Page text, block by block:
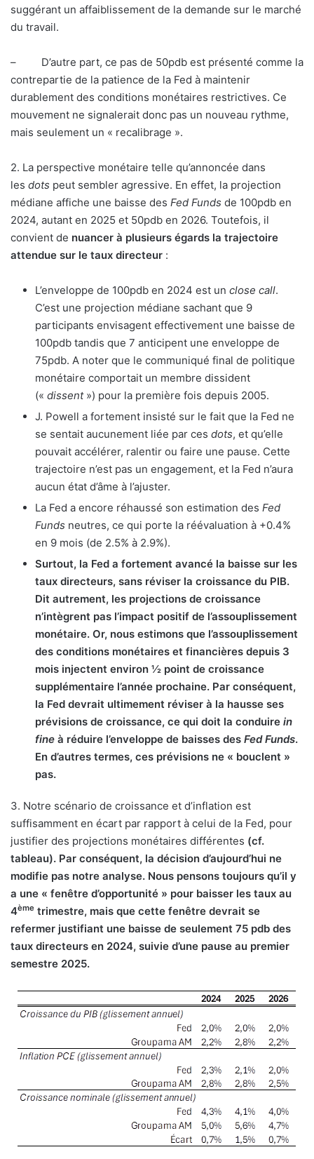
suggérant un affaiblissement de la demande sur le marché
du travail.
– D’autre part, ce pas de 50pdb est présenté comme la
contrepartie de la patience de la Fed à maintenir
durablement des conditions monétaires restrictives. Ce
mouvement ne signalerait donc pas un nouveau rythme,
mais seulement un « recalibrage ».
2. La perspective monétaire telle qu’annoncée dans
les dots peut sembler agressive. En effet, la projection
médiane affiche une baisse des Fed Funds de 100pdb en
2024, autant en 2025 et 50pdb en 2026. Toutefois, il
convient de nuancer à plusieurs égards la trajectoire
attendue sur le taux directeur :
L’enveloppe de 100pdb en 2024 est un close call.
C’est une projection médiane sachant que 9
participants envisagent effectivement une baisse de
100pdb tandis que 7 anticipent une enveloppe de
75pdb. A noter que le communiqué final de politique
monétaire comportait un membre dissident
(« dissent ») pour la première fois depuis 2005.
J. Powell a fortement insisté sur le fait que la Fed ne
se sentait aucunement liée par ces dots, et qu’elle
pouvait accélérer, ralentir ou faire une pause. Cette
trajectoire n’est pas un engagement, et la Fed n’aura
aucun état d’âme à l’ajuster.
La Fed a encore réhaussé son estimation des Fed
Funds neutres, ce qui porte la réévaluation à +0.4%
en 9 mois (de 2.5% à 2.9%).
Surtout, la Fed a fortement avancé la baisse sur les
taux directeurs, sans réviser la croissance du PIB.
Dit autrement, les projections de croissance
n’intègrent pas l’impact positif de l’assouplissement
monétaire. Or, nous estimons que l’assouplissement
des conditions monétaires et financières depuis 3
mois injectent environ ½ point de croissance
supplémentaire l’année prochaine. Par conséquent,
la Fed devrait ultimement réviser à la hausse ses
prévisions de croissance, ce qui doit la conduire in
fine à réduire l’enveloppe de baisses des Fed Funds.
En d’autres termes, ces prévisions ne « bouclent »
pas.
3. Notre scénario de croissance et d’inflation est
suffisamment en écart par rapport à celui de la Fed, pour
justifier des projections monétaires différentes (cf.
tableau). Par conséquent, la décision d’aujourd’hui ne
modifie pas notre analyse. Nous pensons toujours qu’il y
a une « fenêtre d’opportunité » pour baisser les taux au
4ème trimestre, mais que cette fenêtre devrait se
refermer justifiant une baisse de seulement 75 pdb des
taux directeurs en 2024, suivie d’une pause au premier
semestre 2025.